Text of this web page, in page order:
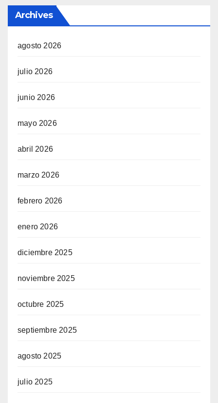
Archives
agosto 2026
julio 2026
junio 2026
mayo 2026
abril 2026
marzo 2026
febrero 2026
enero 2026
diciembre 2025
noviembre 2025
octubre 2025
septiembre 2025
agosto 2025
julio 2025